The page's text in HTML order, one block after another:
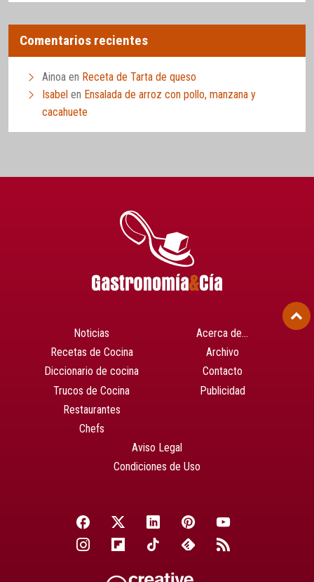
Comentarios recientes
Ainoa en Receta de Tarta de queso
Isabel en Ensalada de arroz con pollo, manzana y
cacahuete
Noticias
Recetas de Cocina
Diccionario de cocina
Trucos de Cocina
Restaurantes
Chefs
Acerca de…
Archivo
Contacto
Publicidad
Aviso Legal
Condiciones de Uso